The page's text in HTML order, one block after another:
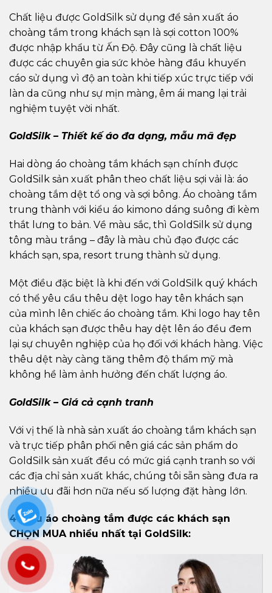
Chất liệu được GoldSilk sử dụng để sản xuất áo
choàng tắm trong khách sạn là sợi cotton 100%
được nhập khẩu từ Ấn Độ. Đây cũng là chất liệu
được các chuyên gia sức khỏe hàng đầu khuyến
cáo sử dụng vì độ an toàn khi tiếp xúc trực tiếp với
làn da cũng như sự mịn màng, êm ái mang lại trải
nghiệm tuyệt vời nhất.
GoldSilk – Thiết kế áo đa dạng, mẫu mã đẹp
Hai dòng áo choàng tắm khách sạn chính được
GoldSilk sản xuất phân theo chất liệu sợi vải là: áo
choàng tắm dệt tổ ong và sợi bông. Áo choàng tắm
trung thành với kiểu áo kimono dáng suông đi kèm
thắt lưng to bản. Về màu sắc, thì GoldSilk sử dụng
tông màu trắng – đây là màu chủ đạo được các
khách sạn, spa, resort trung thành sử dụng.
Một điều đặc biệt là khi đến với GoldSilk quý khách
có thể yêu cầu thêu dệt logo hay tên khách sạn
của mình lên chiếc áo choàng tắm. Khi logo hay tên
của khách sạn được thêu hay dệt lên áo đều đem
lại sự chuyên nghiệp của họ đối với khách hàng. Việc
thêu dệt này càng tăng thêm độ thẩm mỹ mà
không hề làm ảnh hưởng đến chất lượng áo.
GoldSilk – Giá cả cạnh tranh
Với vị thế là nhà sản xuất áo choàng tắm khách sạn
và trực tiếp phân phối nên giá các sản phẩm do
GoldSilk sản xuất đều có mức giá cạnh tranh so với
các địa chỉ sản xuất khác, chúng tôi sẵn sàng đưa ra
nhiều ưu đãi hơn nữa nếu số lượng đặt hàng lớn.
4 mẫu áo choàng tắm được các khách sạn
CHỌN MUA nhiều nhất tại GoldSilk: